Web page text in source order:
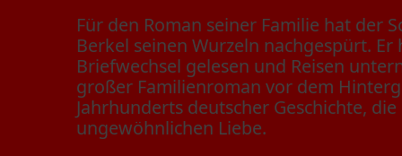
Für den Roman seiner Familie hat der
Berkel seinen Wurzeln nachgespürt. Er
Briefwechsel gelesen und Reisen
großer Familienroman vor dem
Jahrhunderts deutscher Geschichte,
ungewöhnlichen Liebe.